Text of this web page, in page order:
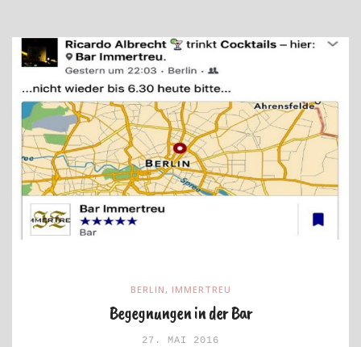
BERLIN , IMMERTREU
Begegnungen in der Bar
27. MAI 2016